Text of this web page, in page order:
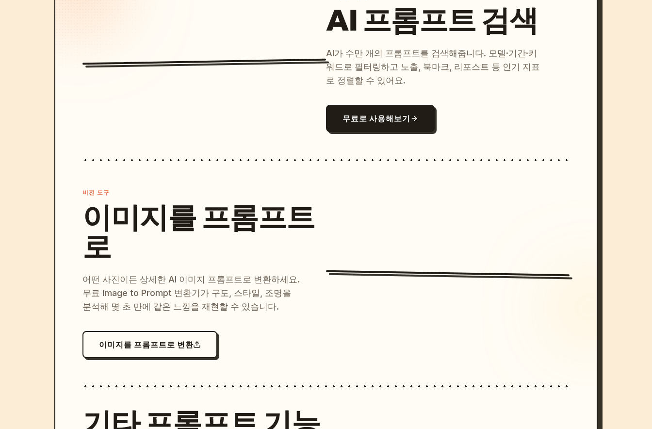
AI 프롬프트 검색
AI가 수만 개의 프롬프트를 검색해줍니다. 모델·기간·키
워드로 필터링하고 노출, 북마크, 리포스트 등 인기 지표
로 정렬할 수 있어요.
무료로 사용해보기
비전 도구
이미지를 프롬프트
로
어떤 사진이든 상세한 AI 이미지 프롬프트로 변환하세요.
무료 Image to Prompt 변환기가 구도, 스타일, 조명을
분석해 몇 초 만에 같은 느낌을 재현할 수 있습니다.
이미지를 프롬프트로 변환